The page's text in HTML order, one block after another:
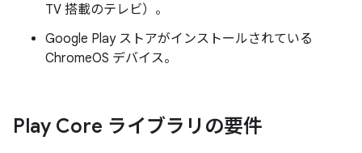
TV 搭載のテレビ）。
Google Play ストアがインストールされている
ChromeOS デバイス。
Play Core ライブラリの要件